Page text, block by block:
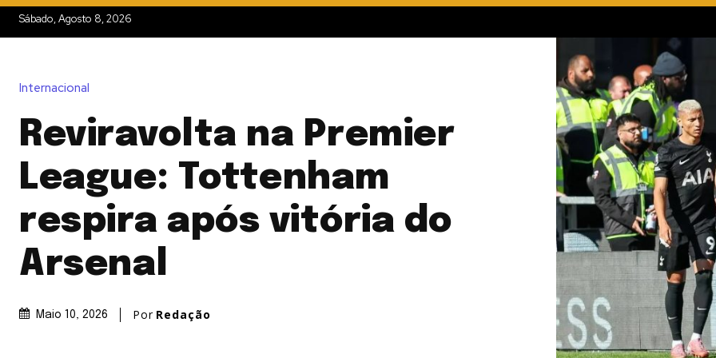
Sábado, Agosto 8, 2026
Internacional
Reviravolta na Premier
League: Tottenham
respira após vitória do
Arsenal
Maio 10, 2026 Por Redação